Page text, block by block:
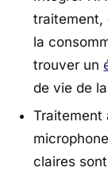
traitement,
la
trouver un
de vie de
Traitement
microphone
claires